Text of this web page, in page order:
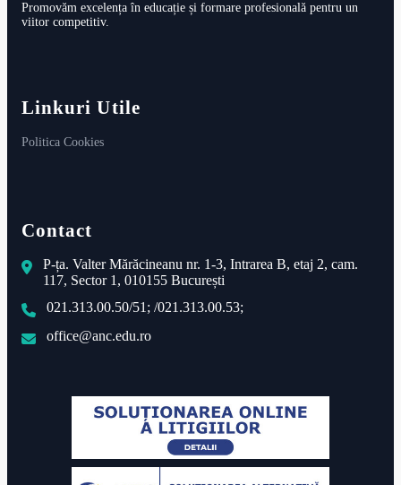
Promovăm excelența în educație și formare profesională pentru un
viitor competitiv.
Linkuri Utile
Politica Cookies
Contact
P-ța. Valter Mărăcineanu nr. 1-3, Intrarea B, etaj 2, cam.
117, Sector 1, 010155 București
021.313.00.50/51; /021.313.00.53;
office@anc.edu.ro